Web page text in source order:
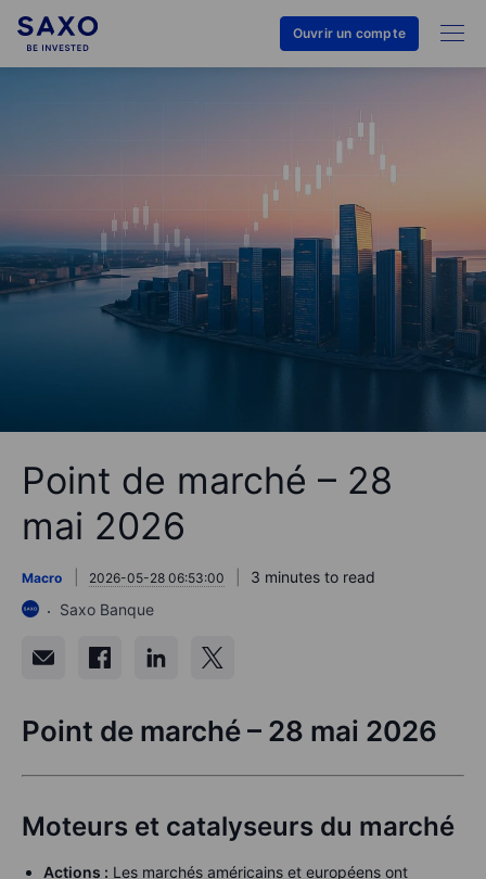
Ouvrir un compte
Point de marché – 28
mai 2026
Macro 2026-05-28 06:53:00
3 minutes to read
Saxo Banque
Point de marché – 28 mai 2026
Moteurs et catalyseurs du marché
Actions : Les marchés américains et européens ont